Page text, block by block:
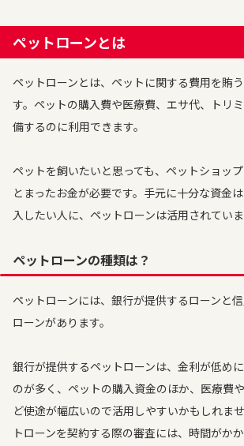
ペットローンとは
ペットローンとは、ペットに関する費用を賄
す。ペットの購入費や医療費、エサ代、トリ
備するのに利用できます。
ペットを飼いたいと思っても、ペットショッ
とまったお金が必要です。手元に十分な資金
入したい人に、ペットローンは活用されていま
ペットローンの種類は？
ペットローンには、銀行が提供するローンと
ローンがあります。
銀行が提供するペットローンは、金利が低め
のが多く、ペットの購入資金のほか、医療費
ど使途が幅広いので活用しやすいかもしれま
トローンを契約する際の審査には、時間がか